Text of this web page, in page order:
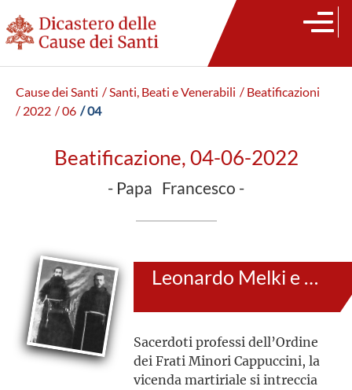
Cause dei Santi / Santi, Beati e Venerabili / Beatificazioni
/ 2022 / 06 / 04
Beatificazione, 04-06-2022
- Papa Francesco -
Leonardo Melki e Tommaso Saleh
Sacerdoti professi dell’Ordine
dei Frati Minori Cappuccini, la
vicenda martiriale si intreccia